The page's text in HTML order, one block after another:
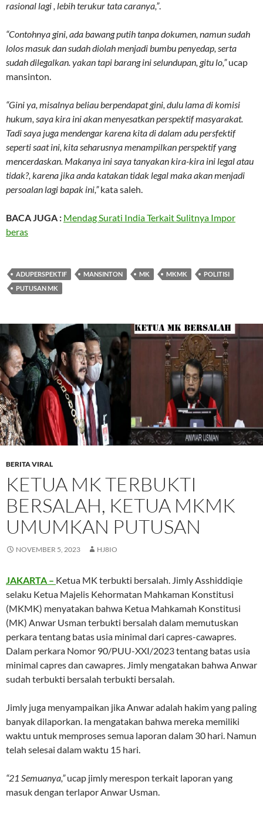
rasional lagi , lebih terukur tata caranya,”.
“Contohnya gini, ada bawang putih tanpa dokumen, namun sudah
lolos masuk dan sudah diolah menjadi bumbu penyedap, serta
sudah dilegalkan. yakan tapi barang ini selundupan, gitu lo,”ucap
mansinton.
“Gini ya, misalnya beliau berpendapat gini, dulu lama di komisi
hukum, saya kira ini akan menyesatkan perspektif masyarakat.
Tadi saya juga mendengar karena kita di dalam adu persfektif
seperti saat ini, kita seharusnya menampilkan perspektif yang
mencerdaskan. Makanya ini saya tanyakan kira-kira ini legal atau
tidak?, karena jika anda katakan tidak legal maka akan menjadi
persoalan lagi bapak ini,”kata saleh.
BACA JUGA : Mendag Surati India Terkait Sulitnya Impor
beras
ADUPERSPEKTIF MANSINTON MK MKMK
POLITISI
PUTUSAN MK
BERITA VIRAL
KETUA MK TERBUKTI
BERSALAH, KETUA MKMK
UMUMKAN PUTUSAN
NOVEMBER 5, 2023 HJ8IO
JAKARTA – Ketua MK terbukti bersalah. Jimly Asshiddiqie
selaku Ketua Majelis Kehormatan Mahkaman Konstitusi
(MKMK) menyatakan bahwa Ketua Mahkamah Konstitusi
(MK) Anwar Usman terbukti bersalah dalam memutuskan
perkara tentang batas usia minimal dari capres-cawapres.
Dalam perkara Nomor 90/PUU-XXI/2023 tentang batas usia
minimal capres dan cawapres. Jimly mengatakan bahwa Anwar
sudah terbukti bersalah terbukti bersalah.
Jimly juga menyampaikan jika Anwar adalah hakim yang paling
banyak dilaporkan. Ia mengatakan bahwa mereka memiliki
waktu untuk memproses semua laporan dalam 30 hari. Namun
telah selesai dalam waktu 15 hari.
“21 Semuanya,”ucap jimly merespon terkait laporan yang
masuk dengan terlapor Anwar Usman.